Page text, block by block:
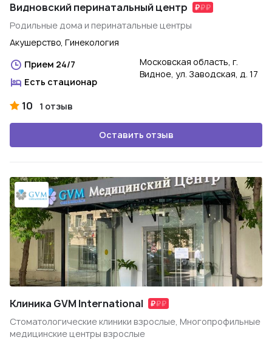
Видновский перинатальный центр
Родильные дома и перинатальные центры
Акушерство, Гинекология
Прием 24/7
Есть стационар
Московская область, г.
Видное, ул. Заводская, д. 17
10 1 отзыв
Оставить отзыв
Клиника GVM International
Стоматологические клиники взрослые, Многопрофильные
медицинские центры взрослые